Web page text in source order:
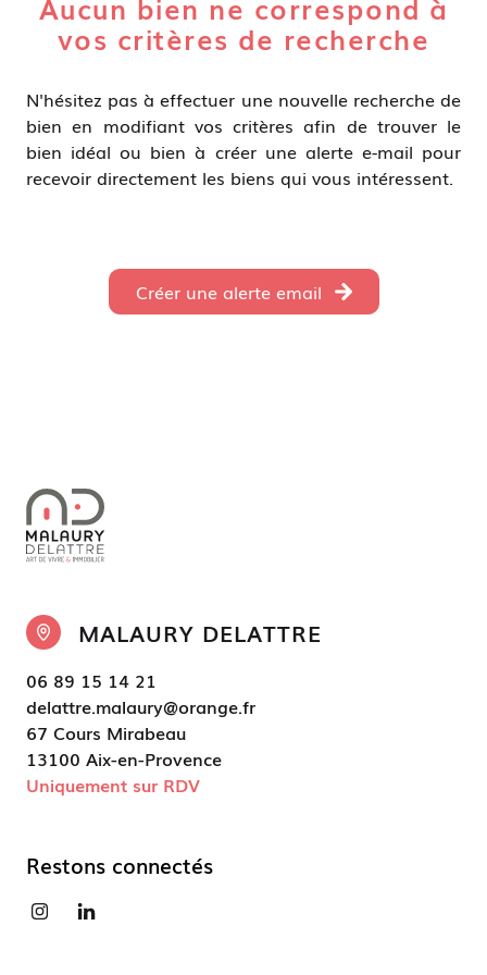
locatif
vendus
à
moi
vos critères de recherche
N'hésitez pas à effectuer une nouvelle recherche de
bien en modifiant vos critères afin de trouver le
bien idéal ou bien à créer une alerte e-mail pour
recevoir directement les biens qui vous intéressent.
Créer une alerte email
MALAURY DELATTRE
06 89 15 14 21
delattre.malaury@orange.fr
67 Cours Mirabeau
13100 Aix-en-Provence
Uniquement sur RDV
Restons connectés